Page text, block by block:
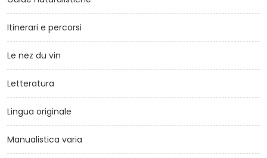
Itinerari e percorsi
Le nez du vin
Letteratura
Lingua originale
Manualistica varia